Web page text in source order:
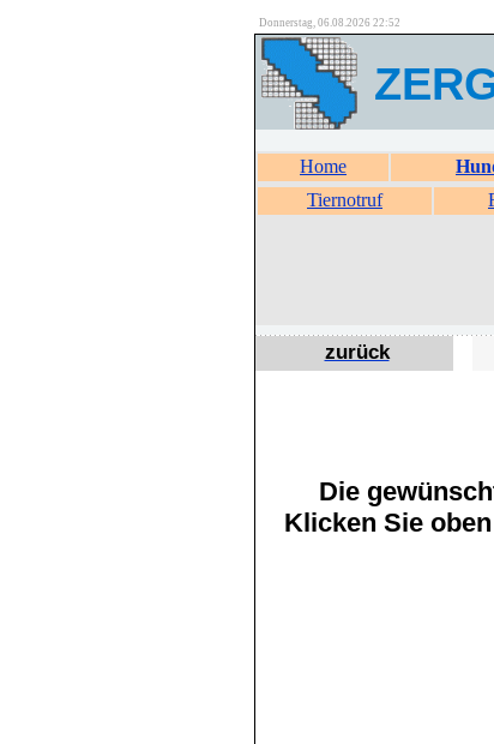
Donnerstag, 06.08.2026 22:52
Home
Tiernotruf
zurück
Die
Klicken Sie